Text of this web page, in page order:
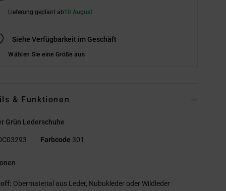
Lieferung geplant ab10 August
Siehe Verfügbarkeit im Geschäft
Wählen Sie eine Größe aus
& Funktionen
Grün Lederschuhe
Farbcode 301
Obermaterial aus Leder, Nubukleder oder Wildleder